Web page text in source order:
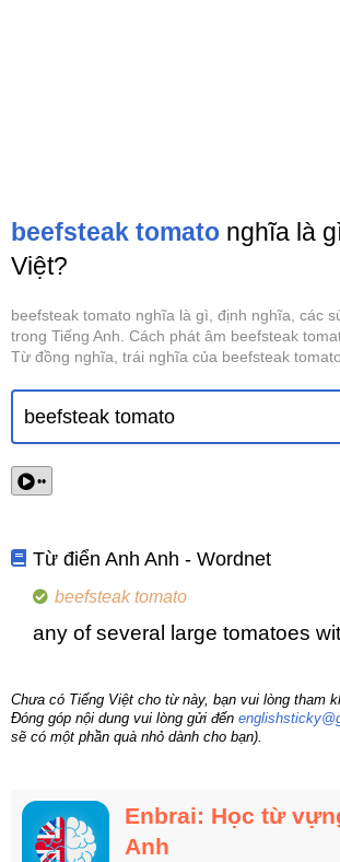
beefsteak tomato nghĩa là
Việt?
beefsteak tomato nghĩa là gì, định nghĩa, các
trong Tiếng Anh. Cách phát âm beefsteak
Từ đồng nghĩa, trái nghĩa của beefsteak tomato.
••
Từ điển Anh Anh - Wordnet
beefsteak tomato
any of several large tomatoes
Chưa có Tiếng Việt cho từ này, bạn vui lòng tham
Đóng góp nội dung vui lòng gửi đến
sẽ có một phần quà nhỏ dành cho bạn).
Enbrai: Học từ
Anh